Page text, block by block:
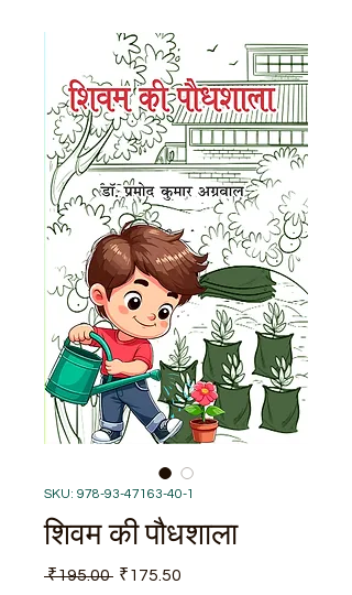
SKU: 978-93-47163-40-1
शिवम की पौधशाला
₹195.00 Regular
₹175.50